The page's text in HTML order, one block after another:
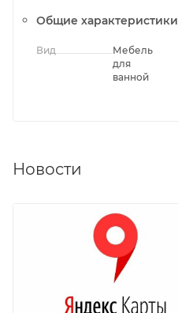
Общие характеристики
Вид
Мебель
для
ванной
Новости